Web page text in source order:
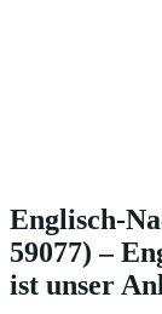
Englisch-
59077) –
ist unser